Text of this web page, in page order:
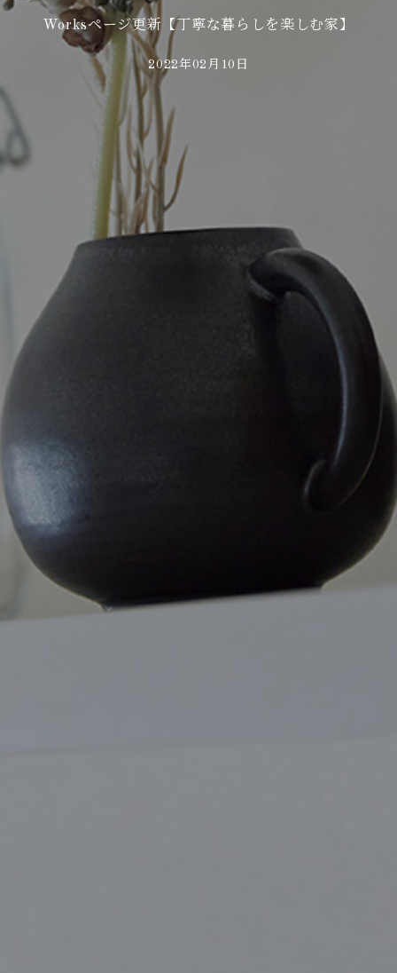
Worksページ更新【丁寧な暮らしを楽しむ家】
2022年02月10日